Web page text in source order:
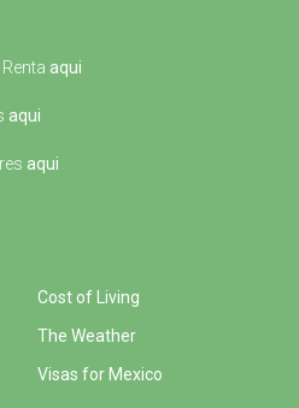
aqui
aqui
aqui
Cost of Living
The Weather
Visas for Mexico